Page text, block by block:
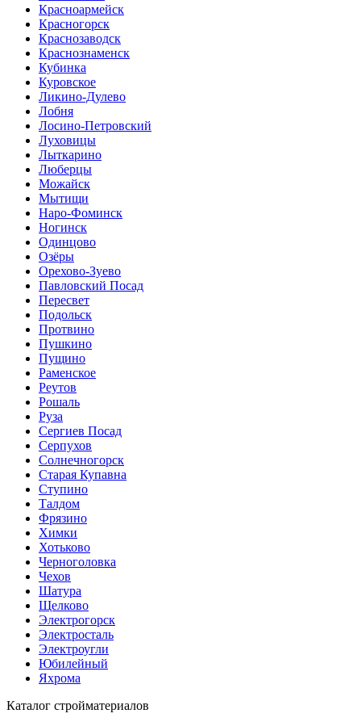
Красноармейск
Красногорск
Краснозаводск
Краснознаменск
Кубинка
Куровское
Ликино-Дулево
Лобня
Лосино-Петровский
Луховицы
Лыткарино
Люберцы
Можайск
Мытищи
Наро-Фоминск
Ногинск
Одинцово
Озёры
Орехово-Зуево
Павловский Посад
Пересвет
Подольск
Протвино
Пушкино
Пущино
Раменское
Реутов
Рошаль
Руза
Сергиев Посад
Серпухов
Солнечногорск
Старая Купавна
Ступино
Талдом
Фрязино
Химки
Хотьково
Черноголовка
Чехов
Шатура
Щелково
Электрогорск
Электросталь
Электроугли
Юбилейный
Яхрома
Каталог стройматериалов